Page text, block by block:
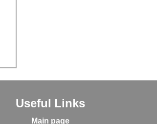
Useful Links
Main page